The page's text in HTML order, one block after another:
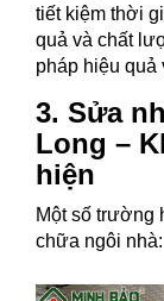
tiết kiệm thời
quả và chất
pháp hiệu quả
3. Sửa
Long –
hiện
Một số trường
chữa ngôi nhà: